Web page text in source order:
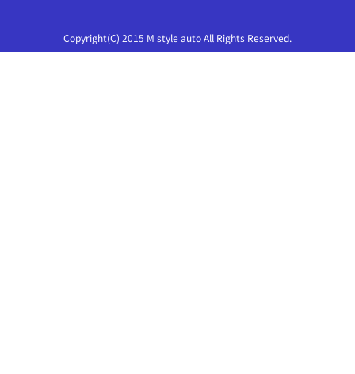
Copyright(C) 2015 M style auto All Rights Reserved.